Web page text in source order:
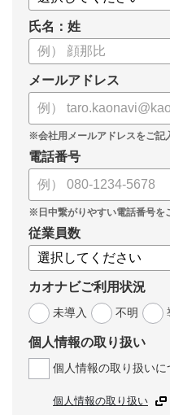
説します。
氏名：姓
メールアドレス
電話番号
従業員数
カオナビご利用状況
未導入
不明
個人情報の取り扱い
個人情報の取り扱いに
個人情報の取り扱い